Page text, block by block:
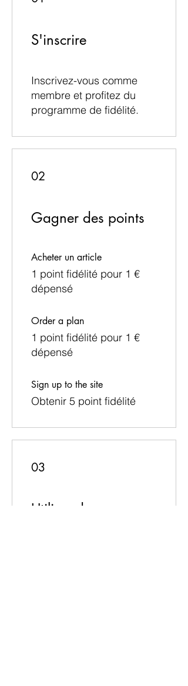
S'inscrire
Inscrivez-vous comme
membre et profitez du
programme de fidélité.
02
Gagner des points
Acheter un article
1 point fidélité pour 1 €
dépensé
Order a plan
1 point fidélité pour 1 €
dépensé
Sign up to the site
Obtenir 5 point fidélité
03
Utiliser des